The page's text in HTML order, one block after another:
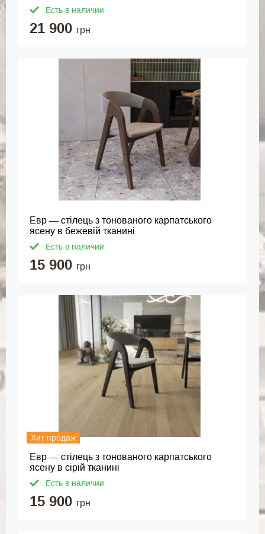
Есть в наличии
21 900 грн
Евр — стілець з тонованого карпатського
ясену в бежевій тканині
Есть в наличии
15 900 грн
Хит продаж
Евр — стілець з тонованого карпатського
ясену в сірій тканині
Есть в наличии
15 900 грн